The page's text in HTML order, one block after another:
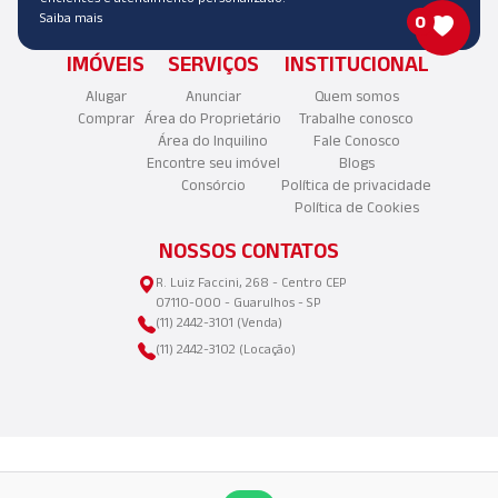
Saiba mais
IMÓVEIS
Alugar
Comprar
SERVIÇOS
Anunciar
Área do Proprietário
Área do Inquilino
Encontre seu imóvel
Consórcio
INSTITUCIONAL
Quem somos
Trabalhe conosco
Fale Conosco
Blogs
Política de privacidade
Política de Cookies
NOSSOS CONTATOS
R. Luiz Faccini, 268 - Centro CEP
07110-000 - Guarulhos - SP
(11) 2442-3101 (Venda)
(11) 2442-3102 (Locação)
0